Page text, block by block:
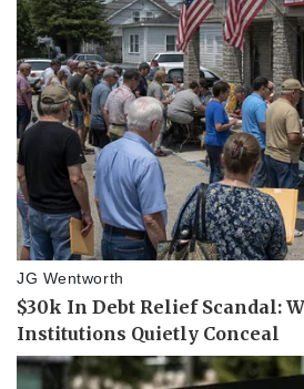
Doanh nghiệp
Thông tin doanh nghiệp
Doanh nghiệp 24h
Doanh nhân
Vì cộng đồng
Tin